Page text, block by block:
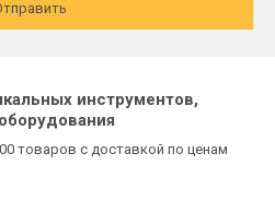
инструментов,
товаров с доставкой по ценам